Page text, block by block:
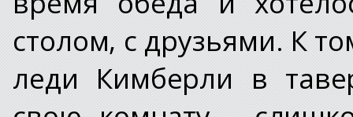
столом, с друзьями. К
леди Кимберли в